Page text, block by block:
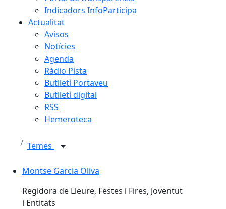
Indicadors InfoParticipa
Actualitat
Avisos
Notícies
Agenda
Ràdio Pista
Butlletí Portaveu
Butlletí digital
RSS
Hemeroteca
Temes
Montse Garcia Oliva
Montse Garcia Oliva
Regidora de Lleure, Festes i Fires, Joventut
i Entitats